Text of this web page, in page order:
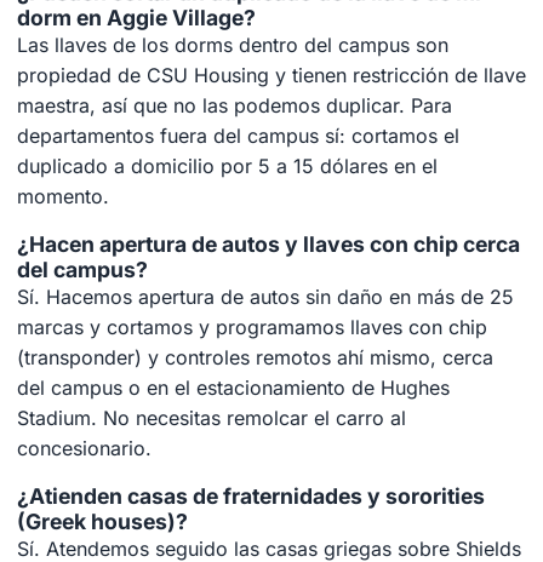
dorm en Aggie Village?
Las llaves de los dorms dentro del campus son
propiedad de CSU Housing y tienen restricción de llave
maestra, así que no las podemos duplicar. Para
departamentos fuera del campus sí: cortamos el
duplicado a domicilio por 5 a 15 dólares en el
momento.
¿Hacen apertura de autos y llaves con chip cerca
del campus?
Sí. Hacemos apertura de autos sin daño en más de 25
marcas y cortamos y programamos llaves con chip
(transponder) y controles remotos ahí mismo, cerca
del campus o en el estacionamiento de Hughes
Stadium. No necesitas remolcar el carro al
concesionario.
¿Atienden casas de fraternidades y sororities
(Greek houses)?
Sí. Atendemos seguido las casas griegas sobre Shields